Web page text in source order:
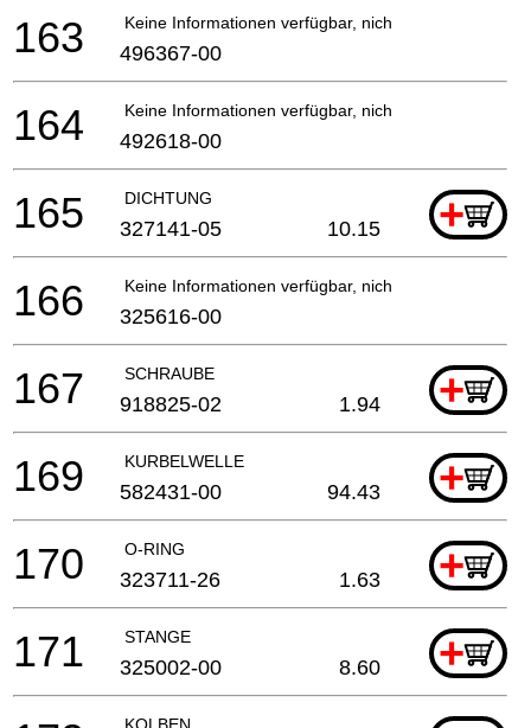
Keine Informationen verfügbar, nicht bestellbar
163 496367-00
Keine Informationen verfügbar, nicht bestellbar
164 492618-00
DICHTUNG +
165 327141-05 10.15
Keine Informationen verfügbar, nicht bestellbar
166 325616-00
SCHRAUBE +
167 918825-02 1.94
KURBELWELLE +
169 582431-00 94.43
O-RING +
170 323711-26 1.63
STANGE +
171 325002-00 8.60
KOLBEN